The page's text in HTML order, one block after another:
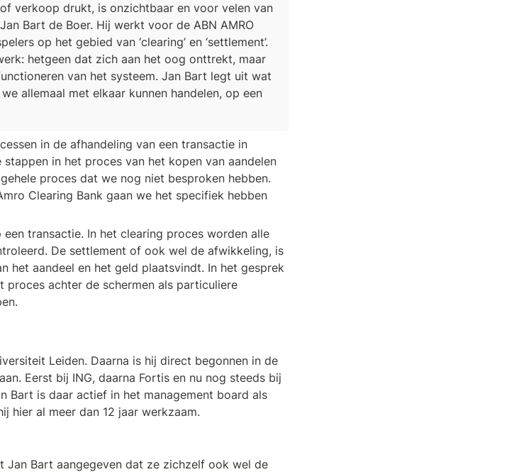
verkoop drukt, is onzichtbaar en voor velen van
Bart de Boer. Hij werkt voor de ABN AMRO
op het gebied van ‘clearing’ en ‘settlement’.
hetgeen dat zich aan het oog onttrekt, maar
van het systeem. Jan Bart legt uit wat
allemaal met elkaar kunnen handelen, op een
in de afhandeling van een transactie in
in het proces van het kopen van aandelen
proces dat we nog niet besproken hebben.
Clearing Bank gaan we het specifiek hebben
transactie. In het clearing proces worden alle
De settlement of ook wel de afwikkeling, is
het aandeel en het geld plaatsvindt. In het gesprek
achter de schermen als particuliere
Leiden. Daarna is hij direct begonnen in de
Eerst bij ING, daarna Fortis en nu nog steeds bij
Bart is daar actief in het management board als
hier al meer dan 12 jaar werkzaam.
Jan Bart aangegeven dat ze zichzelf ook wel de